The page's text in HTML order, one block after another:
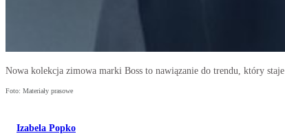
Nowa kolekcja zimowa marki Boss to nawiązanie do trendu, który
Foto: Materiały prasowe
Izabela Popko